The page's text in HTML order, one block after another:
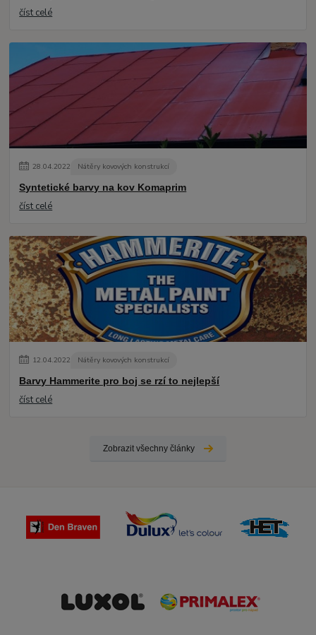
číst celé
28.04.2022 Nátěry kovových konstrukcí
Syntetické barvy na kov Komaprim
číst celé
12.04.2022 Nátěry kovových konstrukcí
Barvy Hammerite pro boj se rzí to nejlepší
číst celé
Zobrazit všechny články